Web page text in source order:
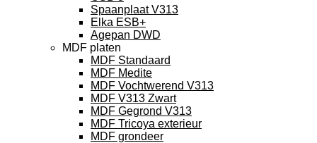
Spaanplaat V313
Elka ESB+
Agepan DWD
MDF platen
MDF Standaard
MDF Medite
MDF Vochtwerend V313
MDF V313 Zwart
MDF Gegrond V313
MDF Tricoya exterieur
MDF grondeer